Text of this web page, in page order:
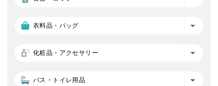
衣料品・バッグ
化粧品・アクセサリー
バス・トイレ用品